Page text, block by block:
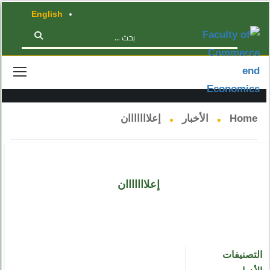
English
الأخبار
Home الأخبار إعلااااااان
إعلااااااان
التصنيفات